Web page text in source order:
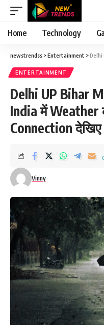
Home Technology
newstrendss >Entertainment >Delhi UP
ENTERTAINMENT
Delhi UP Bihar
India में
Connection देखिए
Vinny